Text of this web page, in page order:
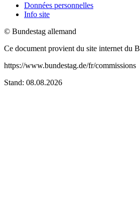
Données personnelles
Info site
© Bundestag allemand
Ce document provient du site internet du
https://www.bundestag.de/fr/commissions
Stand: 08.08.2026